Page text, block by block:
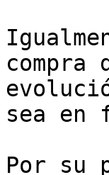
sea en
Por su